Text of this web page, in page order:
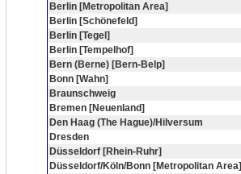
Berlin [Metropolitan Area]
Berlin [Schönefeld]
Berlin [Tegel]
Berlin [Tempelhof]
Bern (Berne) [Bern-Belp]
Bonn [Wahn]
Braunschweig
Bremen [Neuenland]
Den Haag (The Hague)/Hilversum
Dresden
Düsseldorf [Rhein-Ruhr]
Düsseldorf/Köln/Bonn [Metropolitan Area]